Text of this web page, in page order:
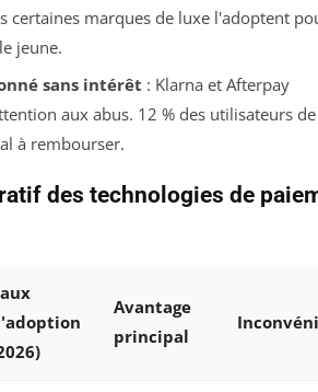
certaines marques de luxe l'adoptent
jeune.
sans intérêt : Klarna et Afterpay
aux abus. 12 % des utilisateurs de
à rembourser.
des technologies de
Avantage
principal